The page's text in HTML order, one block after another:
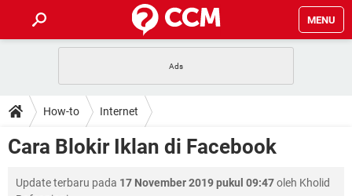
MENU
APLIKASI NONTON FILM & SERI
BUAT AKUN TIKTOK APLIKASI VIDEO-CALL
HOW-TO
SAFE MODE ANDROID
KODE RAHASIA NETFLIX
DOWNLOAD
FORUM
How-to Internet
Cara Blokir Iklan di Facebook
Update terbaru pada 17 November 2019 pukul 09:47oleh Kholid